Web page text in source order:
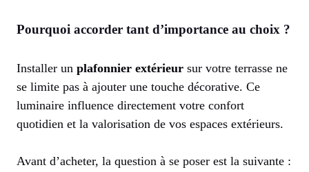
Pourquoi accorder tant d’importance au choix ?
Installer un plafonnier extérieur sur votre terrasse ne
se limite pas à ajouter une touche décorative. Ce
luminaire influence directement votre confort
quotidien et la valorisation de vos espaces extérieurs.
Avant d’acheter, la question à se poser est la suivante :